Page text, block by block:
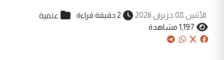
الأثنين 08 حزيران 2026 2 دقيقة قراءة علمية
1,197 مشاهدة